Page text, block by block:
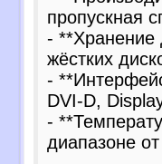
пропускная
- **Хранение
жёстких
-
DVI-D,
-
диапазоне